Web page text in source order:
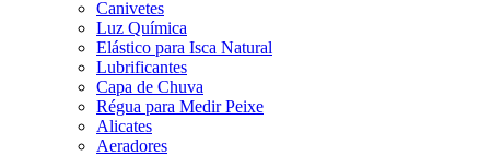
Canivetes
Luz Química
Elástico para Isca Natural
Lubrificantes
Capa de Chuva
Régua para Medir Peixe
Alicates
Aeradores